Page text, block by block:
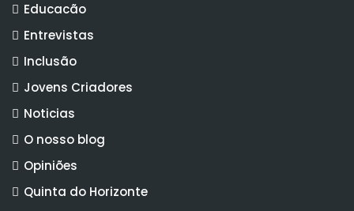
Educacão
Entrevistas
Inclusão
Jovens Criadores
Noticias
O nosso blog
Opiniões
Quinta do Horizonte